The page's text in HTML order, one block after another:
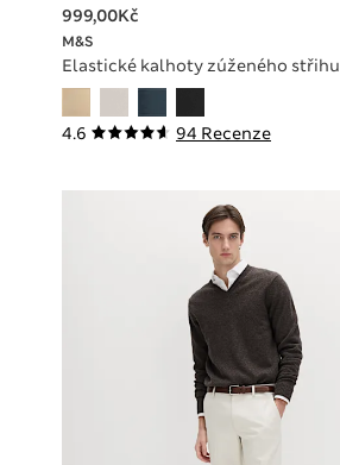
4.6 94 Recenze
M&S
Elastické kalhoty zúženého střihu
999,00Kč